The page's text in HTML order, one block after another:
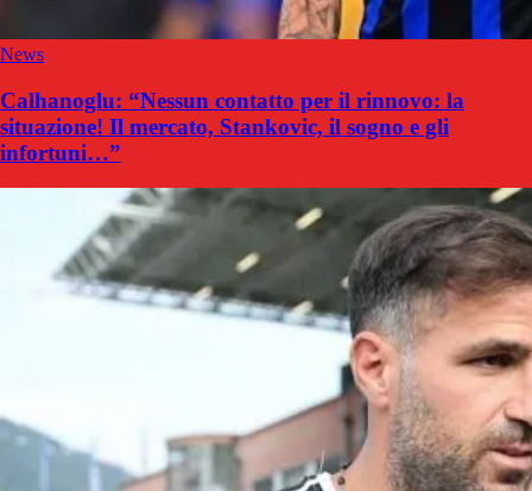
News
Calhanoglu: “Nessun contatto per il rinnovo: la
situazione! Il mercato, Stankovic, il sogno e gli
infortuni…”